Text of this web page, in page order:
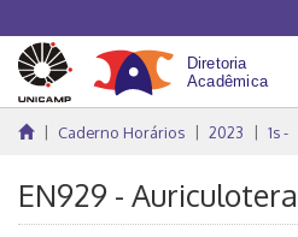
Caderno Horários 2023 1s -
EN929 -